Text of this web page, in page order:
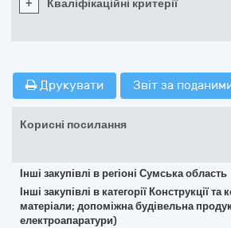
+ Кваліфікаційні критерії
Друкувати Звіт за
Корисні посилання
Інші закупівлі в регіоні Сумська область
Інші закупівлі в категорії Конструкції та
матеріали; допоміжна будівельна
електроапаратури)